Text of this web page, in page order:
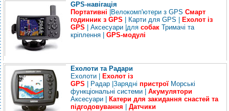
GPS-навігація
Портативні
Велокомп'ютери з GPS Смарт
годинник з GPS
Карти для GPS
Ехолот із
GPS
Аксесуари для собак Тримачі та
кріплення
GPS-модулі
Ехолоти та Радари
Ехолоти
Ехолот із
GPS
Радар Зарядні пристрої Морські
функціональні системи
Акумулятори
Аксесуари
Катери для закидання снастей та
підгодовування
Датчики